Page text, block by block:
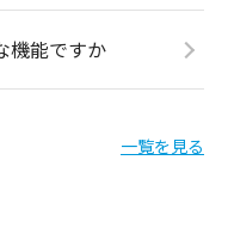
機能ですか
一覧を見る